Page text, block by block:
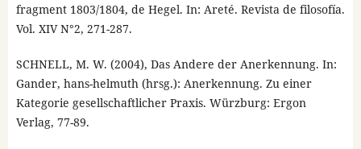
fragment 1803/1804, de Hegel. In: Areté. Revista de filosofía.
Vol. XIV N°2, 271-287.
SCHNELL, M. W. (2004), Das Andere der Anerkennung. In:
Gander, hans-helmuth (hrsg.): Anerkennung. Zu einer
Kategorie gesellschaftlicher Praxis. Würzburg: Ergon
Verlag, 77-89.